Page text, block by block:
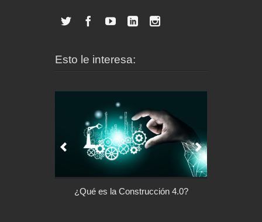
Esto le interesa:
¿Qué es la Construcción 4.0?